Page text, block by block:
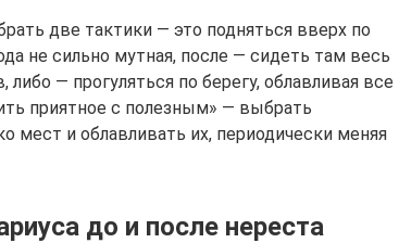
две тактики — это подняться вверх по
не сильно мутная, после — сидеть там весь
— прогуляться по берегу, облавливая все
приятное с полезным» — выбрать
мест и облавливать их, периодически меняя
до и после нереста